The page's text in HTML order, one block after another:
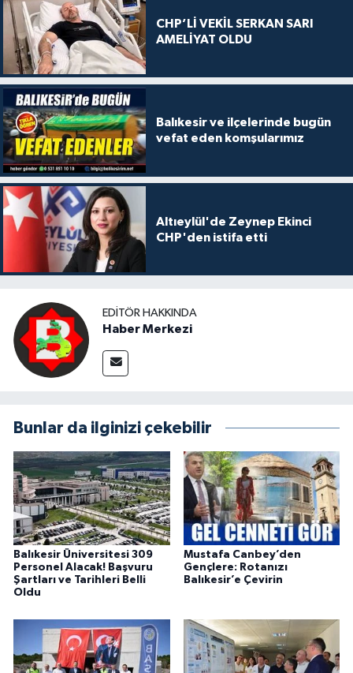
CHP’Lİ VEKİL SERKAN SARI
AMELİYAT OLDU
Balıkesir ve ilçelerinde bugün
vefat eden komşularımız
Altıeylül'de Zeynep Ekinci
CHP'den istifa etti
EDITÖR HAKKINDA
Haber Merkezi
Bunlar da ilginizi çekebilir
Balıkesir Üniversitesi 309
Personel Alacak! Başvuru
Şartları ve Tarihleri Belli
Oldu
Mustafa Canbey’den
Gençlere: Rotanızı
Balıkesir’e Çevirin